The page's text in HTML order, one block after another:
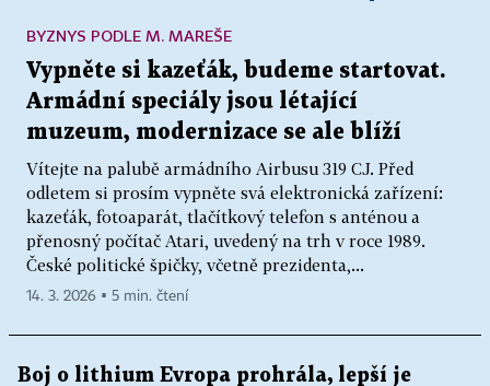
Vypněte si kazeťák, budeme startovat.
Armádní speciály jsou létající
muzeum, modernizace se ale blíží
Vítejte na palubě armádního Airbusu 319 CJ. Před
odletem si prosím vypněte svá elektronická zařízení:
kazeťák, fotoaparát, tlačítkový telefon s anténou a
přenosný počítač Atari, uvedený na trh v roce 1989.
České politické špičky, včetně prezidenta,...
BYZNYS PODLE M. MAREŠE
14. 3. 2026 ▪ 5 min. čtení
Boj o lithium Evropa prohrála, lepší je